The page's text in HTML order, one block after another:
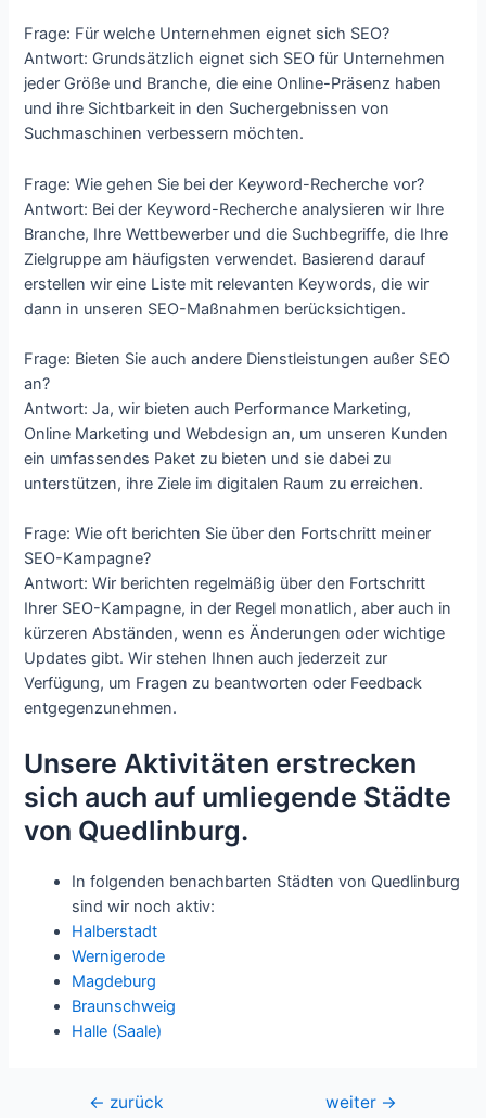
Frage: Für welche Unternehmen eignet sich SEO?
Antwort: Grundsätzlich eignet sich SEO für Unternehmen
jeder Größe und Branche, die eine Online-Präsenz haben
und ihre Sichtbarkeit in den Suchergebnissen von
Suchmaschinen verbessern möchten.
Frage: Wie gehen Sie bei der Keyword-Recherche vor?
Antwort: Bei der Keyword-Recherche analysieren wir Ihre
Branche, Ihre Wettbewerber und die Suchbegriffe, die Ihre
Zielgruppe am häufigsten verwendet. Basierend darauf
erstellen wir eine Liste mit relevanten Keywords, die wir
dann in unseren SEO-Maßnahmen berücksichtigen.
Frage: Bieten Sie auch andere Dienstleistungen außer SEO
an?
Antwort: Ja, wir bieten auch Performance Marketing,
Online Marketing und Webdesign an, um unseren Kunden
ein umfassendes Paket zu bieten und sie dabei zu
unterstützen, ihre Ziele im digitalen Raum zu erreichen.
Frage: Wie oft berichten Sie über den Fortschritt meiner
SEO-Kampagne?
Antwort: Wir berichten regelmäßig über den Fortschritt
Ihrer SEO-Kampagne, in der Regel monatlich, aber auch in
kürzeren Abständen, wenn es Änderungen oder wichtige
Updates gibt. Wir stehen Ihnen auch jederzeit zur
Verfügung, um Fragen zu beantworten oder Feedback
entgegenzunehmen.
Unsere Aktivitäten erstrecken
sich auch auf umliegende Städte
von Quedlinburg.
In folgenden benachbarten Städten von Quedlinburg
sind wir noch aktiv:
Halberstadt
Wernigerode
Magdeburg
Braunschweig
Halle (Saale)
Beitragsnavigation
← zurück weiter →